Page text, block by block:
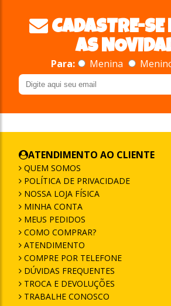
CADASTRE-SE
AS
Para: Menina
ATENDIMENTO AO CLIENTE
QUEM SOMOS
POLÍTICA DE PRIVACIDADE
NOSSA LOJA FÍSICA
MINHA CONTA
MEUS PEDIDOS
COMO COMPRAR?
ATENDIMENTO
COMPRE POR TELEFONE
DÚVIDAS FREQUENTES
TROCA E DEVOLUÇÕES
TRABALHE CONOSCO